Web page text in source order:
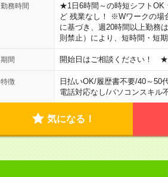
勤務時間
★1日6時間～の時短シフトOK
ど 残業なし！ ※Wワークの場
に基づき、週20時間以上勤務
則禁止）により、短時間・短
期間 開始日はご相談ください！
特徴 日払いOK/履歴書不要/40～50
電話対応なし/パソコンスキル
気になる！